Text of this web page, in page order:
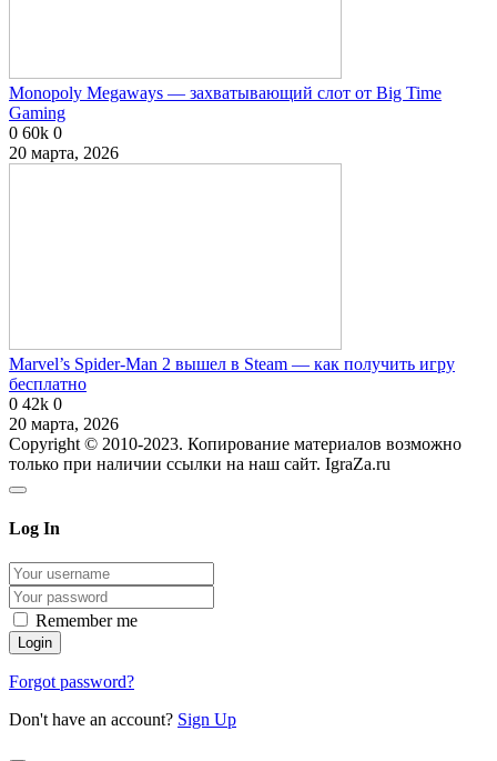
Monopoly Megaways — захватывающий слот от Big Time
Gaming
0 60k 0
20 марта, 2026
Marvel’s Spider-Man 2 вышел в Steam — как получить игру
бесплатно
0 42k 0
20 марта, 2026
Copyright © 2010-2023. Копирование материалов возможно
только при наличии ссылки на наш сайт. IgraZa.ru
Log In
Remember me
Forgot password?
Don't have an account? Sign Up